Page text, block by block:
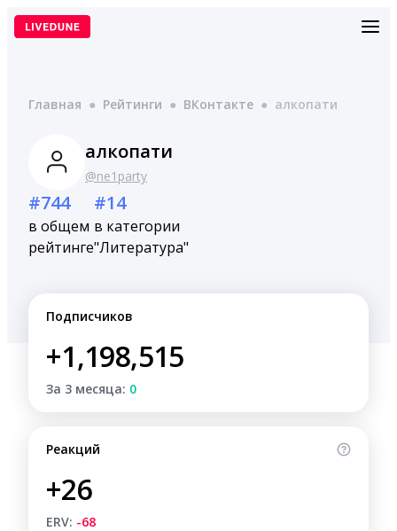
Перейти
Главная ● Рейтинги ● ВКонтакте ● алкопати
алкопати
@ne1party
#744
в общем
рейтинге
#14
в категории
"Литература"
Подписчиков
+1,198,515
За 3 месяца: 0
Реакций
+26
ERV: -68